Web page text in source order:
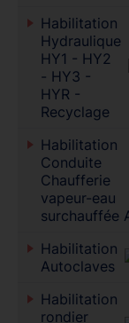
Habilitation
Hydraulique
HY1 - HY2
- HY3 -
HYR -
Recyclage
Habilitation
Conduite
Chaufferie
vapeur-eau
surchauffée
Habilitation
Autoclaves
Habilitation
rondier